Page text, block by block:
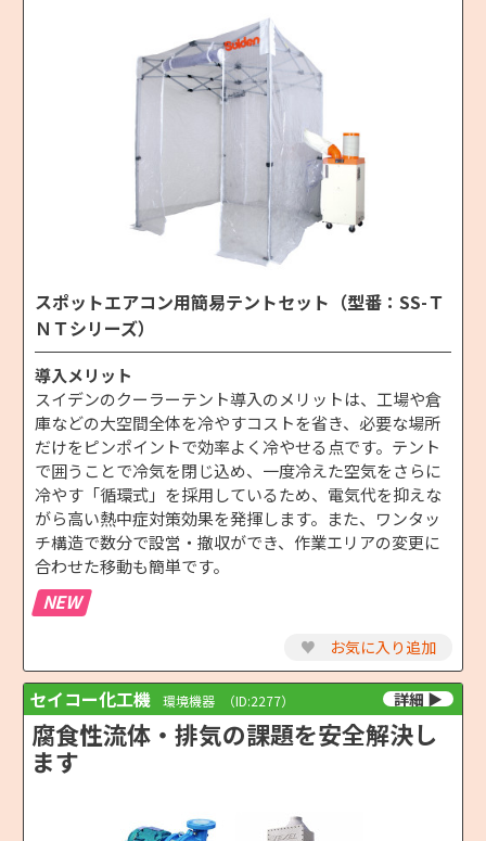
スポットエアコン用簡易テントセット（型番：SS-Ｔ
ＮＴシリーズ）
導入メリット
スイデンのクーラーテント導入のメリットは、工場や倉
庫などの大空間全体を冷やすコストを省き、必要な場所
だけをピンポイントで効率よく冷やせる点です。テント
で囲うことで冷気を閉じ込め、一度冷えた空気をさらに
冷やす「循環式」を採用しているため、電気代を抑えな
がら高い熱中症対策効果を発揮します。また、ワンタッ
チ構造で数分で設営・撤収ができ、作業エリアの変更に
合わせた移動も簡単です。
NEW
♥ お気に入り追加
セイコー化工機 環境機器 （ID:2277）
腐食性流体・排気の課題を安全解決し
ます